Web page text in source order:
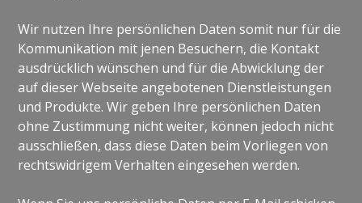
Wir nutzen Ihre persönlichen Daten somit nur für die
Kommunikation mit jenen Besuchern, die Kontakt
ausdrücklich wünschen und für die Abwicklung der
auf dieser Webseite angebotenen Dienstleistungen
und Produkte. Wir geben Ihre persönlichen Daten
ohne Zustimmung nicht weiter, können jedoch nicht
ausschließen, dass diese Daten beim Vorliegen von
rechtswidrigem Verhalten eingesehen werden.